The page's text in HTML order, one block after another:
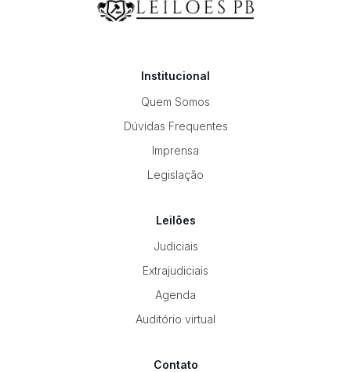
Institucional
Quem Somos
Dúvidas Frequentes
Imprensa
Legislação
Leilões
Judiciais
Extrajudiciais
Agenda
Auditório virtual
Contato